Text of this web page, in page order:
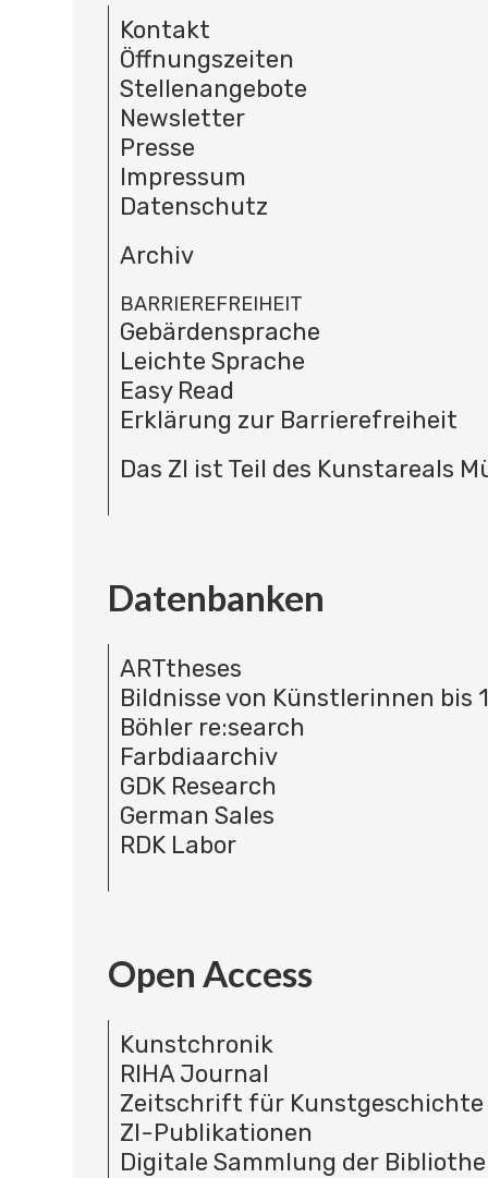
Kontakt
Öffnungszeiten
Stellenangebote
Newsletter
Presse
Impressum
Datenschutz
Archiv
BARRIEREFREIHEIT
Gebärdensprache
Leichte Sprache
Easy Read
Erklärung zur Barrierefreiheit
Das ZI ist Teil des Kunstareals
Datenbanken
ARTtheses
Bildnisse von Künstlerinnen bis
Böhler re:search
Farbdiaarchiv
GDK Research
German Sales
RDK Labor
Open Access
Kunstchronik
RIHA Journal
Zeitschrift für Kunstgeschichte
ZI-Publikationen
Digitale Sammlung der